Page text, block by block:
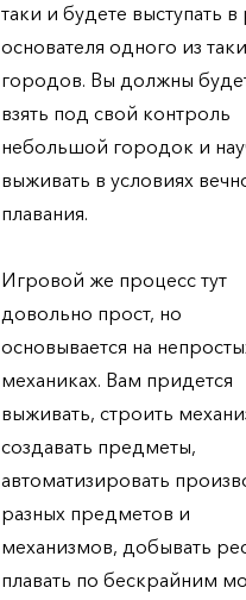
таки и будете выступать
основателя одного из
городов. Вы должны
взять под свой контроль
небольшой городок и
выживать в условиях
плавания.
Игровой же процесс тут
довольно прост, но
основывается на
механиках. Вам придется
выживать, строить
создавать предметы,
автоматизировать
разных предметов и
механизмов, добывать
плавать по бескрайним